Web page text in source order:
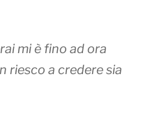
mi è fino ad ora
riesco a credere sia